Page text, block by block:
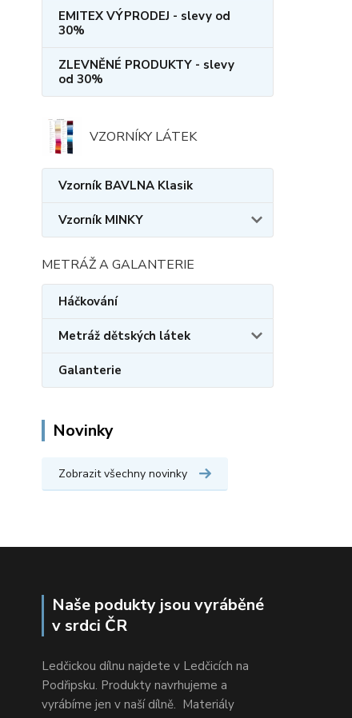
EMITEX VÝPRODEJ - slevy od
30%
ZLEVNĚNÉ PRODUKTY - slevy
od 30%
VZORNÍKY LÁTEK
Vzorník BAVLNA Klasik
Vzorník MINKY
METRÁŽ A GALANTERIE
Háčkování
Metráž dětských látek
Galanterie
Novinky
Zobrazit všechny novinky
Naše podukty jsou vyráběné
v srdci ČR
Ledčickou dílnu najdete v Ledčicích na
Podřipsku. Produkty navrhujeme a
vyrábíme jen v naší dílně. Materiály